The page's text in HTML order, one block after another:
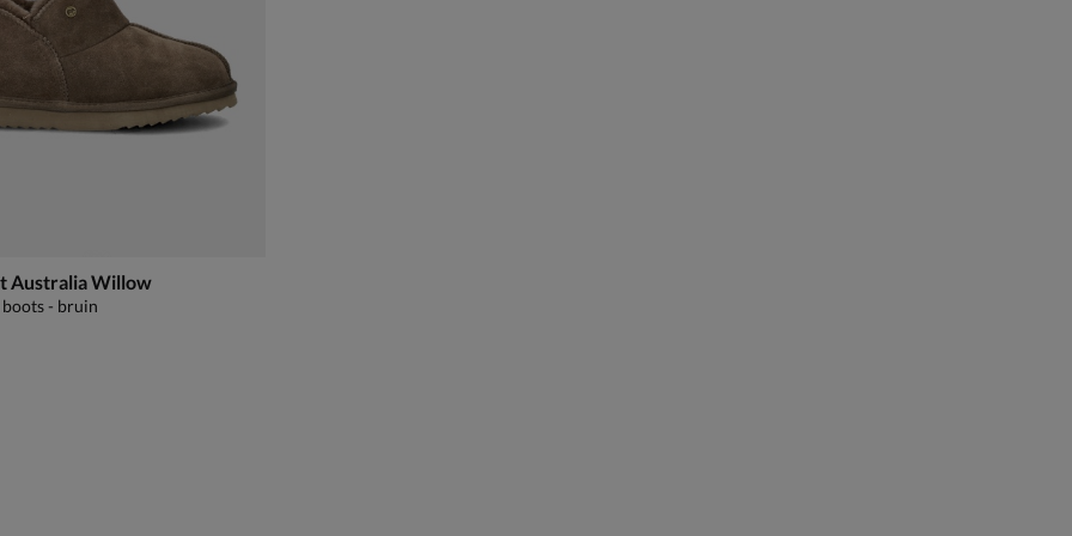
Australia Willow
- bruin